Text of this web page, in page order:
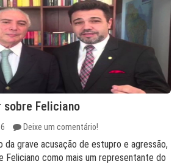
Feliciano
Deixe um comentário!
da grave acusação de estupro e agressão,
Feliciano como mais um representante do